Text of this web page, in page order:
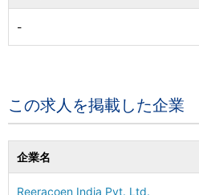
-
この求人を掲載した企業
企業名
Reeracoen India Pvt. Ltd.